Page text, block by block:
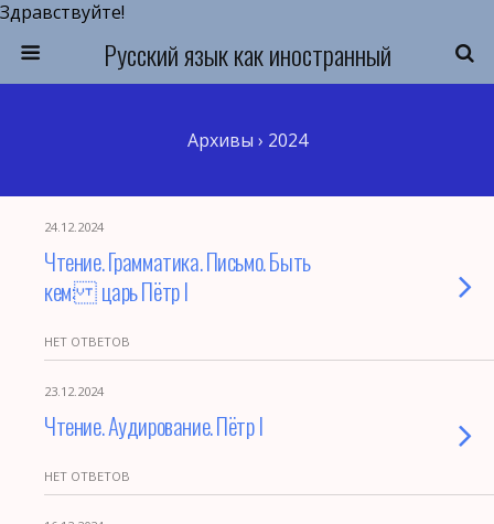
Здравствуйте!
Русский язык как иностранный
Архивы › 2024
24.12.2024
Чтение. Грамматика. Письмо. Быть
кем: царь Пётр I
НЕТ ОТВЕТОВ
23.12.2024
Чтение. Аудирование. Пётр I
НЕТ ОТВЕТОВ